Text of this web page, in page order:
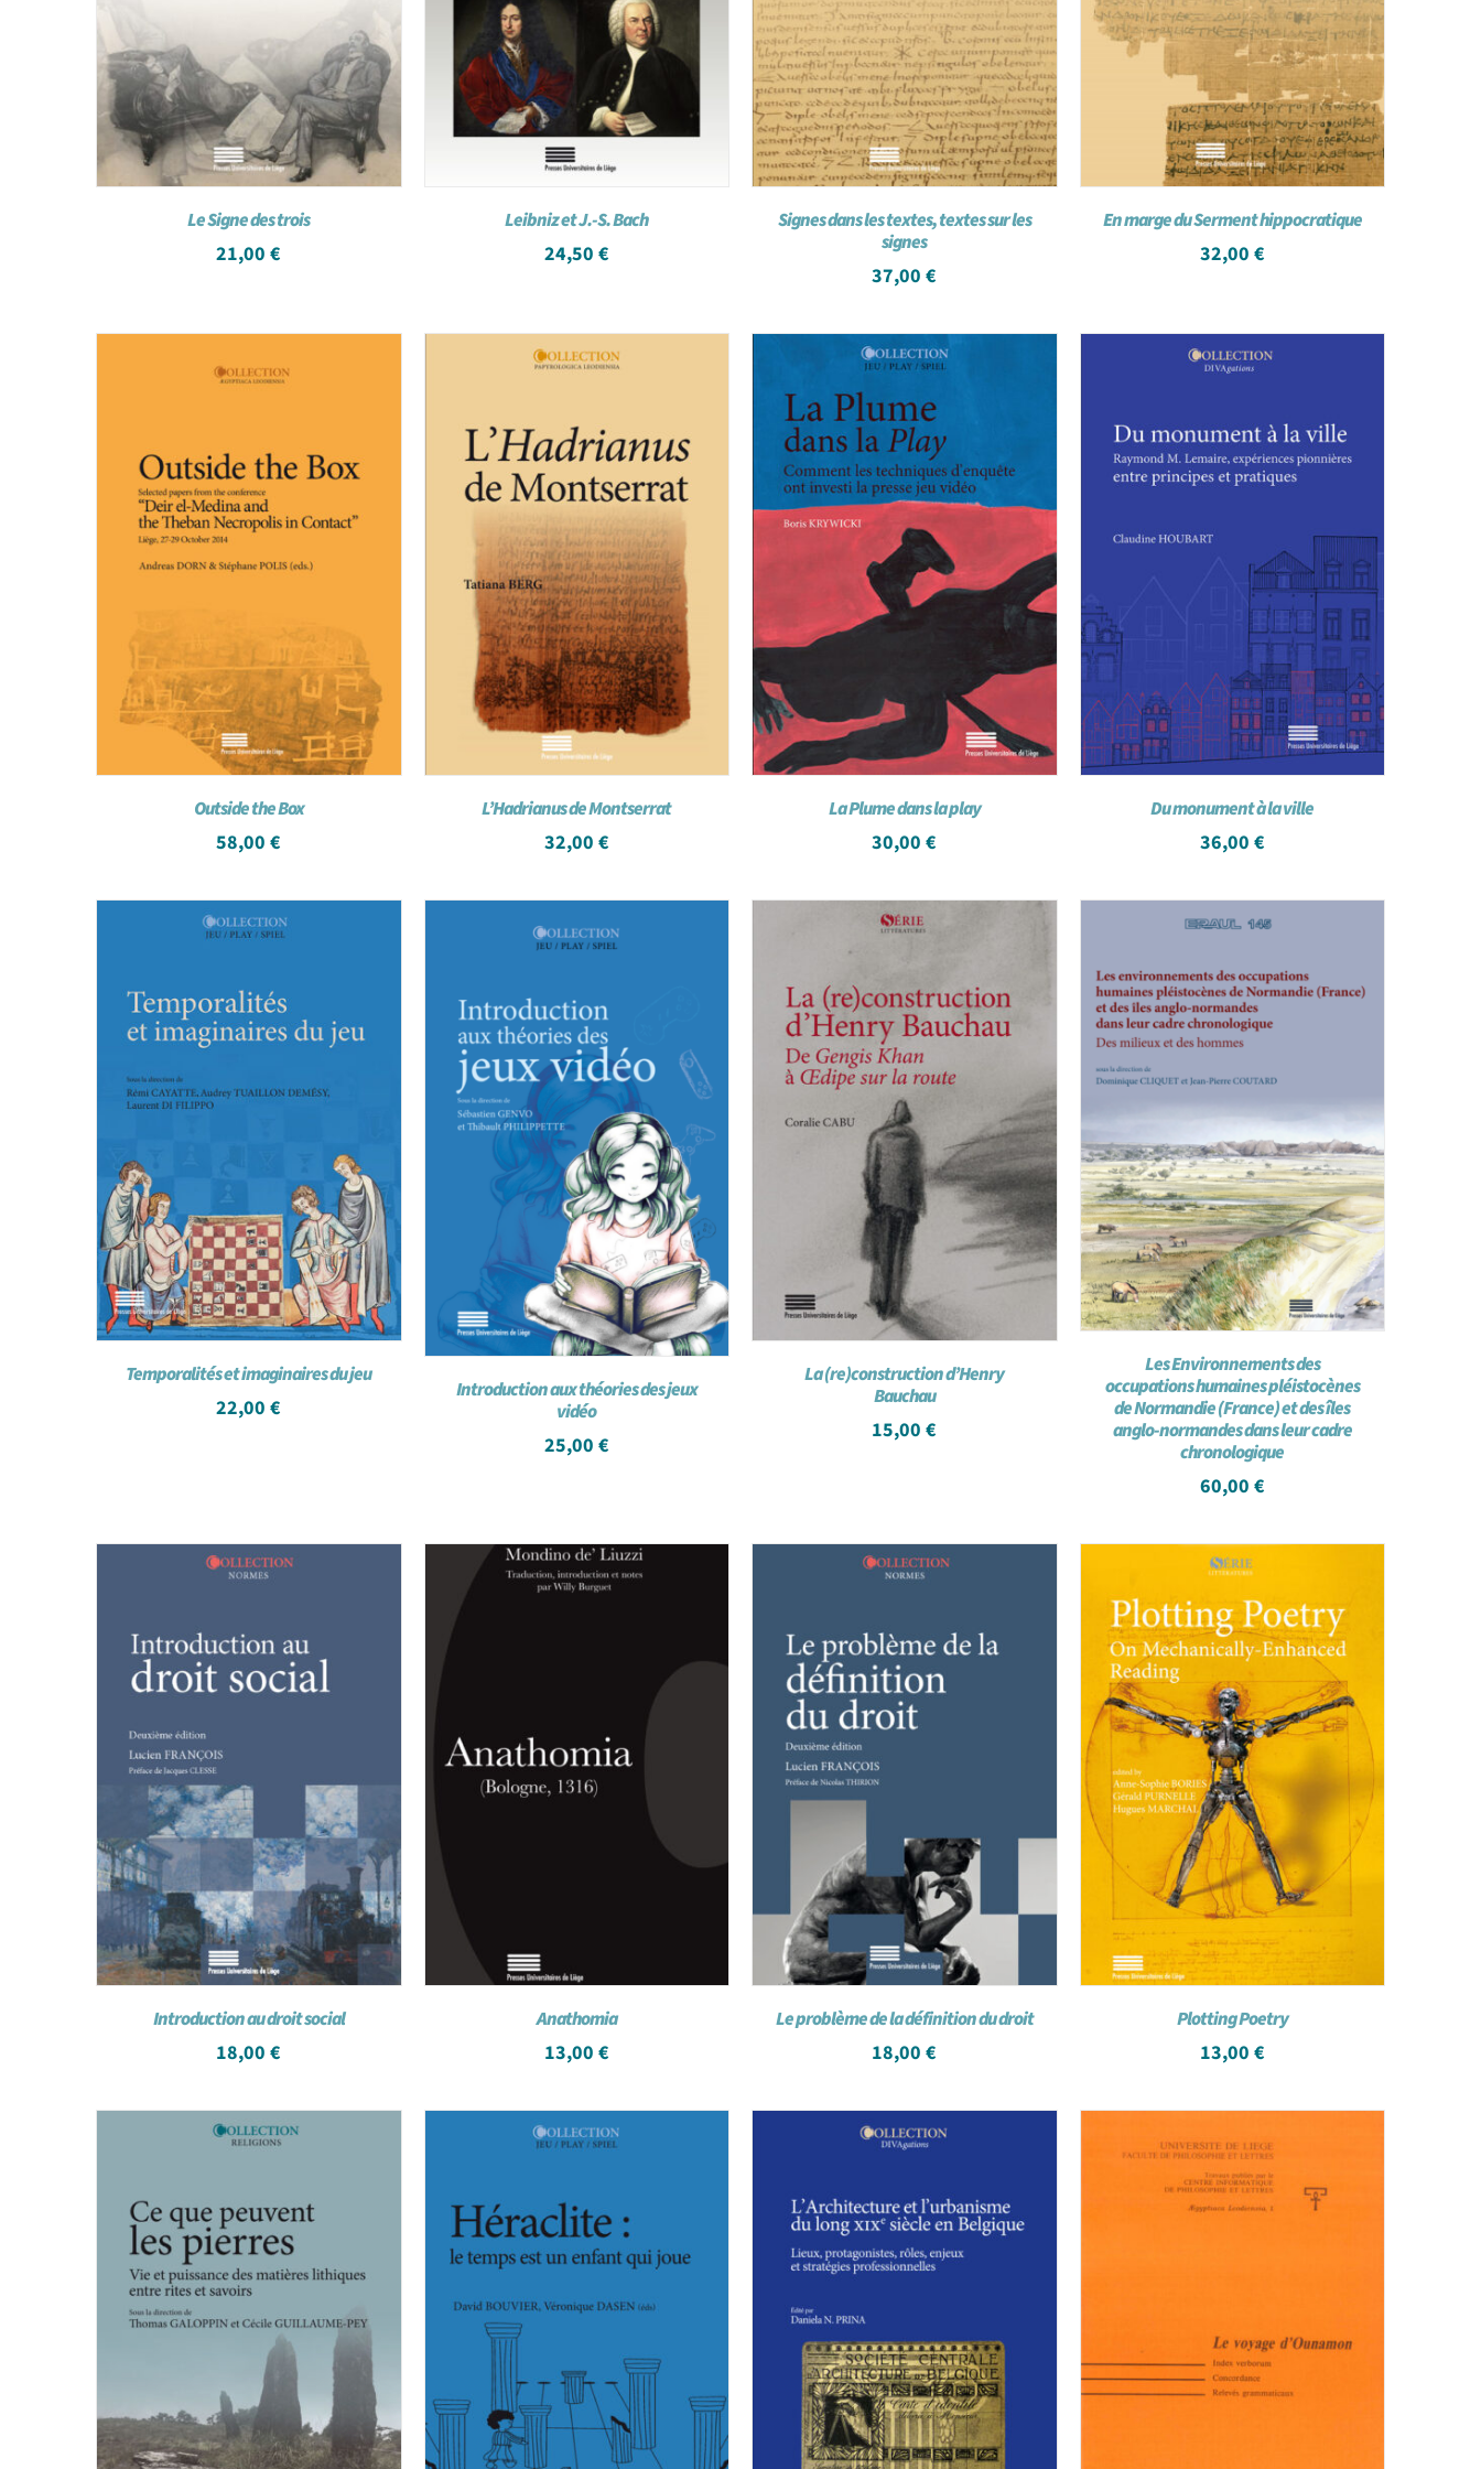
Le Signe des trois
21,00€
Leibniz et J.-S. Bach
24,50 €
Signes dans les textes, textes sur les
signes
37,00€
En marge du Serment hippocratique
32,00 €
Outside the Box
58,00€
L’Hadrianus de Montserrat
32,00 €
La Plume dans la play
30,00€
Du monument à la ville
36,00 €
Temporalités et imaginaires du jeu
22,00€
Introduction aux théories des jeux
vidéo
25,00 €
La (re)construction d’Henry
Bauchau
15,00€
Les Environnements des
occupations humaines pléistocènes
de Normandie (France) et des îles
anglo-normandes dans leur cadre
chronologique
60,00 €
Introduction au droit social
18,00€
Anathomia
13,00 €
Le problème de la définition du droit
18,00€
Plotting Poetry
13,00 €